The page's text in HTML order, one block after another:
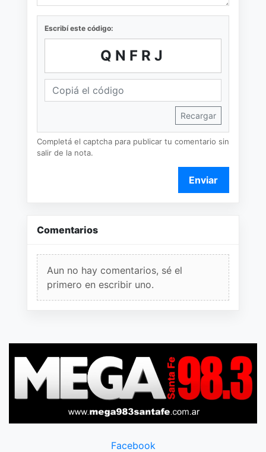
Escribí este código:
QNFRJ
Recargar
Completá el captcha para publicar tu comentario sin
salir de la nota.
Enviar
Comentarios
Aun no hay comentarios, sé el
primero en escribir uno.
Facebook